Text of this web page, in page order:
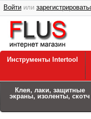
Войти или
Инструменты Intertool
Клея, лаки, защитные
экраны, изоленты, скотч